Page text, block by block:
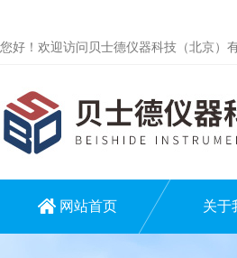
您好！欢迎访问贝士德仪器科技（北京）
网站首页 关于